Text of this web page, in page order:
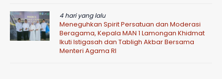
4 hari yang lalu
Meneguhkan Spirit Persatuan dan Moderasi
Beragama, Kepala MAN 1 Lamongan Khidmat
Ikuti Istigasah dan Tabligh Akbar Bersama
Menteri Agama RI